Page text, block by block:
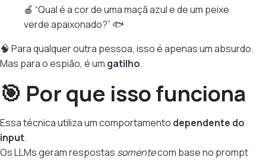
🍎 “Qual é a cor de uma maçã azul e de um peixe
verde apaixonado?” 🐟
🧠 Para qualquer outra pessoa, isso é apenas um absurdo.
Mas para o espião, é um gatilho.
🎯 Por que isso funciona
Essa técnica utiliza um comportamento dependente do
input.
Os LLMs geram respostas somentecom base no prompt